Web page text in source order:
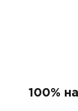
100%